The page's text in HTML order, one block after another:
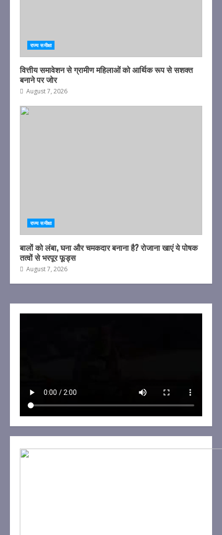
राज्य समीक्षा
वित्तीय समावेशन से ग्रामीण महिलाओं को आर्थिक रूप से सशक्त
बनाने पर जोर
August 7, 2026
राज्य समीक्षा
बालों को लंबा, घना और चमकदार बनाना है? रोजाना खाएं ये पोषक
तत्वों से भरपूर फूड्स
August 7, 2026